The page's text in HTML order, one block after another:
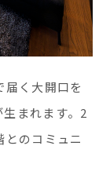
く大開口を
まれます。2
とのコミュニ